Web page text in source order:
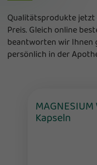
Qualitätsprodukte
Preis. Gleich online
beantworten wir Ihnen
persönlich in der
Kapseln